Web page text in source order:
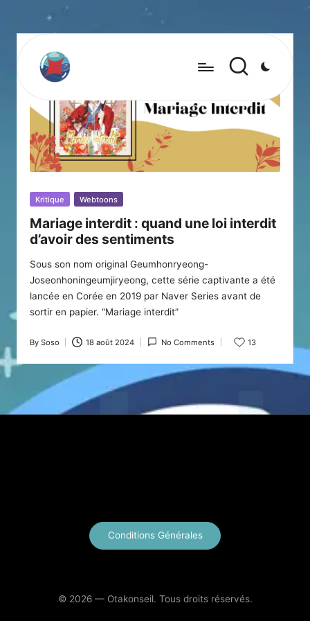
Posted
Kritique Webtoons
Mariage interdit : quand une loi interdit
d’avoir des sentiments
Sous son nom original Geumhonryeong-
Joseonhoningeumjiryeong, cette série captivante a été
lancée en Corée en 2019 par Naver Series avant de
sortir en papier. “Mariage interdit”
Posted
by
By Soso 18 août 2024 No Comments 13
Conditions Générales
© 2026 — Otakonseil. Tous droits réservés.